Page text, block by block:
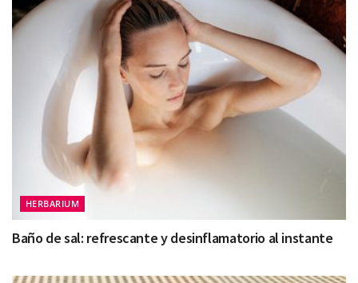
HERBARIUM
Baño de sal: refrescante y desinflamatorio al instante